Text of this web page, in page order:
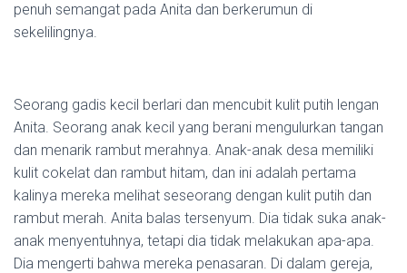
penuh semangat pada Anita dan berkerumun di
sekelilingnya.
Seorang gadis kecil berlari dan mencubit kulit putih lengan
Anita. Seorang anak kecil yang berani mengulurkan tangan
dan menarik rambut merahnya. Anak-anak desa memiliki
kulit cokelat dan rambut hitam, dan ini adalah pertama
kalinya mereka melihat seseorang dengan kulit putih dan
rambut merah. Anita balas tersenyum. Dia tidak suka anak-
anak menyentuhnya, tetapi dia tidak melakukan apa-apa.
Dia mengerti bahwa mereka penasaran. Di dalam gereja,